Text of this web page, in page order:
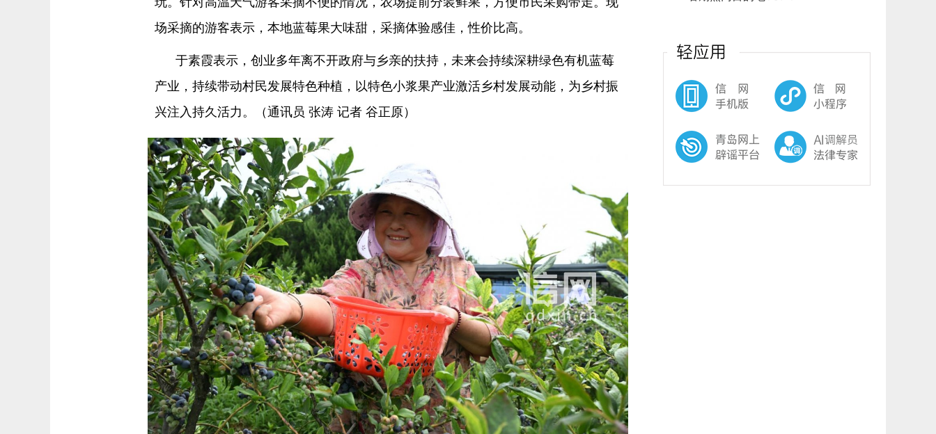
场采摘的游客表示，本地蓝莓果大味甜，采摘体验感佳，性价比高。
于素霞表示，创业多年离不开政府与乡亲的扶持，未来会持续深耕绿色有机蓝莓
产业，持续带动村民发展特色种植，以特色小浆果产业激活乡村发展动能，为乡村振
兴注入持久活力。（通讯员 张涛 记者 谷正原）